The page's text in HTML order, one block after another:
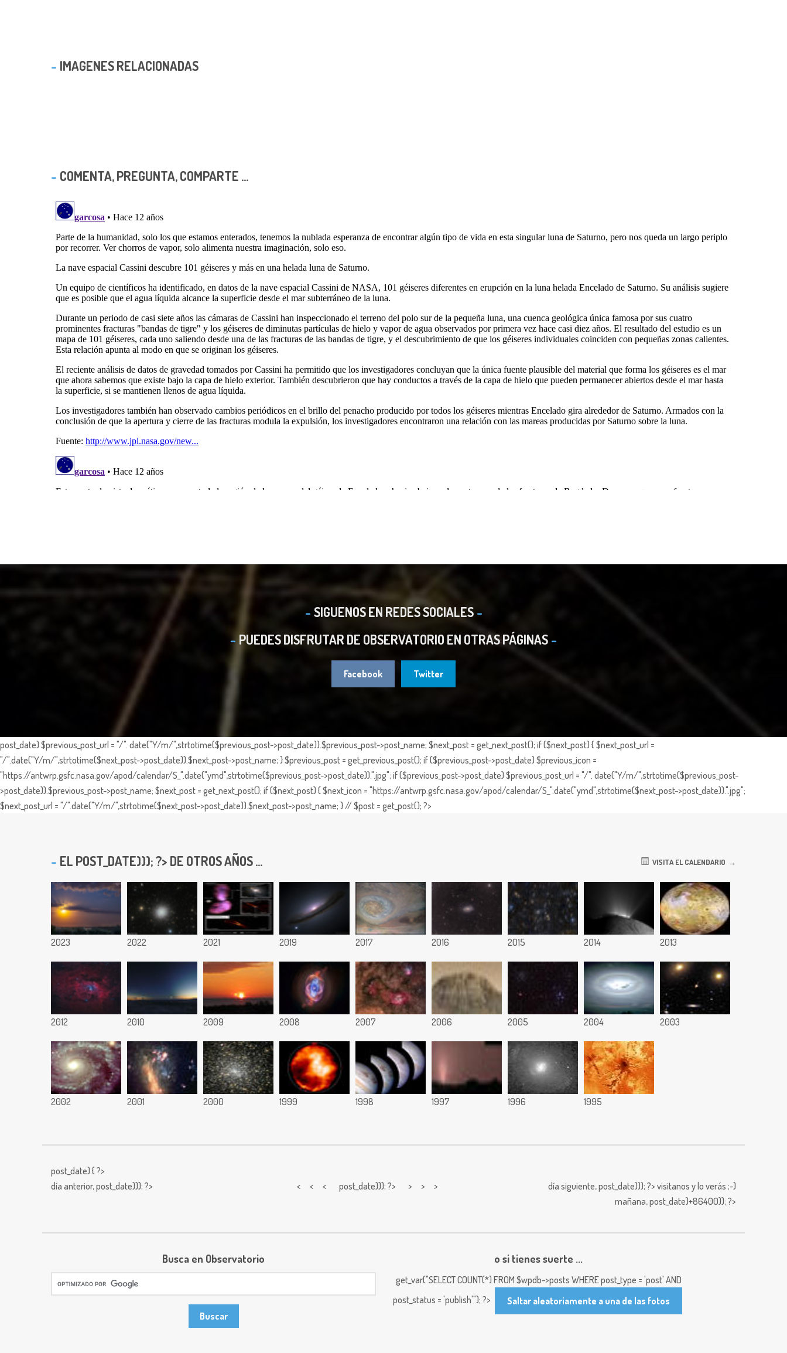
IMAGENES RELACIONADAS
COMENTA, PREGUNTA, COMPARTE ...
SIGUENOS EN REDES SOCIALES
PUEDES DISFRUTAR DE OBSERVATORIO EN OTRAS PÁGINAS
Facebook Twitter
post_date) $previous_post_url = "/". date("Y/m/",strtotime($previous_post->post_date)).$previous_post->post_name; $next_post = get_next_post(); if ($next_post) { $next_post_url =
"/".date("Y/m/",strtotime($next_post->post_date)).$next_post->post_name; } $previous_post = get_previous_post(); if ($previous_post->post_date) $previous_icon =
"https://antwrp.gsfc.nasa.gov/apod/calendar/S_".date("ymd",strtotime($previous_post->post_date)).".jpg"; if ($previous_post->post_date) $previous_post_url = "/". date("Y/m/",strtotime($previous_post-
>post_date)).$previous_post->post_name; $next_post = get_next_post(); if ($next_post) { $next_icon = "https://antwrp.gsfc.nasa.gov/apod/calendar/S_".date("ymd",strtotime($next_post->post_date)).".jpg";
$next_post_url = "/".date("Y/m/",strtotime($next_post->post_date)).$next_post->post_name; } // $post = get_post(); ?>
EL POST_DATE))); ?> DE OTROS AÑOS ... VISITA EL CALENDARIO
2023 2022 2021 2019 2017 2016 2015 2014 2013
2012 2010 2009 2008 2007 2006 2005 2004 2003
2002 2001 2000 1999 1998 1997 1996 1995
post_date) { ?>
día anterior,post_date))); ?> < < < post_date))); ?> > > > día siguiente,post_date))); ?> visitanos y lo verás ;-)
mañana,post_date)+86400)); ?>
Busca en Observatorio o si tienes suerte ...
get_var("SELECT COUNT(*) FROM $wpdb->posts WHERE post_type = 'post' AND
post_status = 'publish'"); ?>
Saltar aleatoriamente a una de las fotos